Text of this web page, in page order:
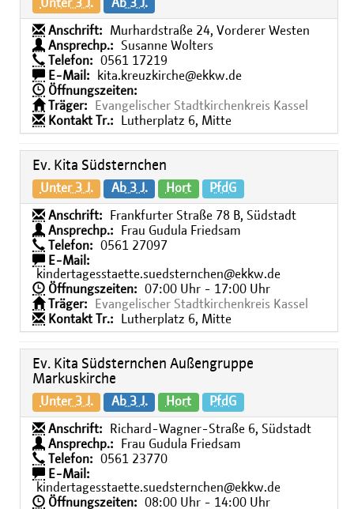
Unter 3 J. Ab 3 J.
Anschrift:
Murhardstraße 24, Vorderer Westen
Ansprechp.:
Susanne Wolters
Telefon:
0561 17219
E-Mail:
kita.kreuzkirche@ekkw.de
Öffnungszeiten:
Träger:
Evangelischer Stadtkirchenkreis Kassel
Kontakt Tr.:
Lutherplatz 6, Mitte
Ev. Kita Südsternchen
Unter 3 J. Ab 3 J. Hort PfdG
Anschrift:
Frankfurter Straße 78 B, Südstadt
Ansprechp.:
Frau Gudula Friedsam
Telefon:
0561 27097
E-Mail:
kindertagesstaette.suedsternchen@ekkw.de
Öffnungszeiten:
07:00 Uhr - 17:00 Uhr
Träger:
Evangelischer Stadtkirchenkreis Kassel
Kontakt Tr.:
Lutherplatz 6, Mitte
Ev. Kita Südsternchen Außengruppe
Markuskirche
Unter 3 J. Ab 3 J. Hort PfdG
Anschrift:
Richard-Wagner-Straße 6, Südstadt
Ansprechp.:
Frau Gudula Friedsam
Telefon:
0561 23770
E-Mail:
kindertagesstaette.suedsternchen@ekkw.de
Öffnungszeiten:
08:00 Uhr - 14:00 Uhr